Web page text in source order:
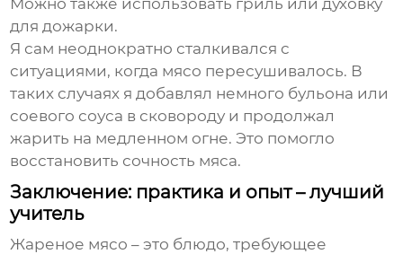
Можно также использовать гриль или духовку
для дожарки.
Я сам неоднократно сталкивался с
ситуациями, когда мясо пересушивалось. В
таких случаях я добавлял немного бульона или
соевого соуса в сковороду и продолжал
жарить на медленном огне. Это помогло
восстановить сочность мяса.
Заключение: практика и опыт – лучший
учитель
Жареное мясо – это блюдо, требующее